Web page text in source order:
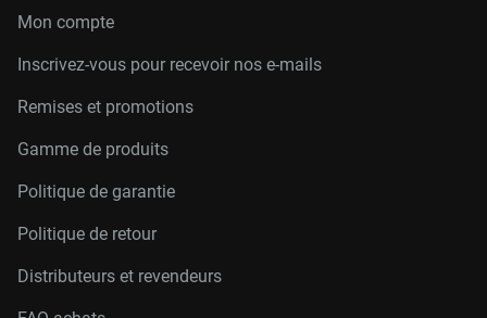
Mon compte
Inscrivez-vous pour recevoir nos e-mails
Remises et promotions
Gamme de produits
Politique de garantie
Politique de retour
Distributeurs et revendeurs